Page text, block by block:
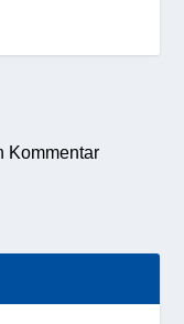
Kommentar